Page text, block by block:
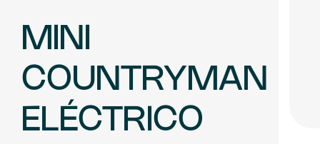
MINI
COUNTRYMAN
ELÉCTRICO